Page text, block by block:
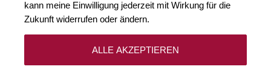
kann meine Einwilligung jederzeit mit Wirkung für die
Zukunft widerrufen oder ändern.
ALLE AKZEPTIEREN